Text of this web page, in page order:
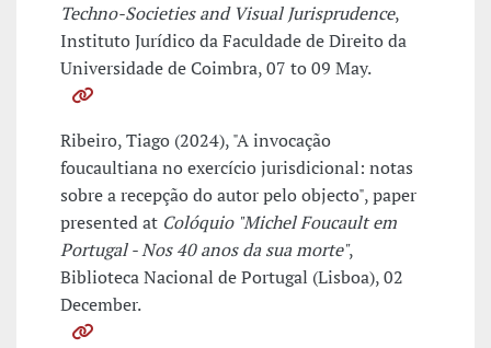
Techno-Societies and Visual Jurisprudence,
Instituto Jurídico da Faculdade de Direito da
Universidade de Coimbra, 07 to 09 May.
Ribeiro, Tiago (2024), "A invocação
foucaultiana no exercício jurisdicional: notas
sobre a recepção do autor pelo objecto", paper
presented at Colóquio "Michel Foucault em
Portugal - Nos 40 anos da sua morte",
Biblioteca Nacional de Portugal (Lisboa), 02
December.